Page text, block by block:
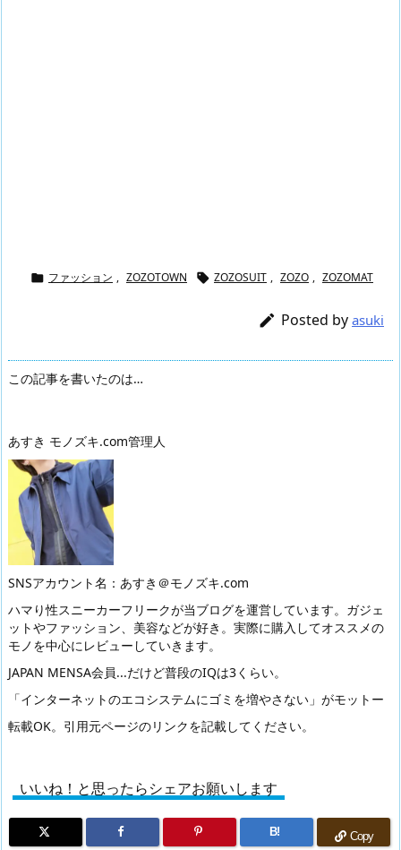
 ファッション , ZOZOTOWN  ZOZOSUIT , ZOZO , ZOZOMAT
 Posted by asuki
この記事を書いたのは…
あすき モノズキ.com管理人
SNSアカウント名：あすき＠モノズキ.com
ハマり性スニーカーフリークが当ブログを運営しています。ガジェ
ットやファッション、美容などが好き。実際に購入してオススメの
モノを中心にレビューしていきます。
JAPAN MENSA会員...だけど普段のIQは3くらい。
「インターネットのエコシステムにゴミを増やさない」がモットー
転載OK。引用元ページのリンクを記載してください。
いいね！と思ったらシェアお願いします
B! Copy